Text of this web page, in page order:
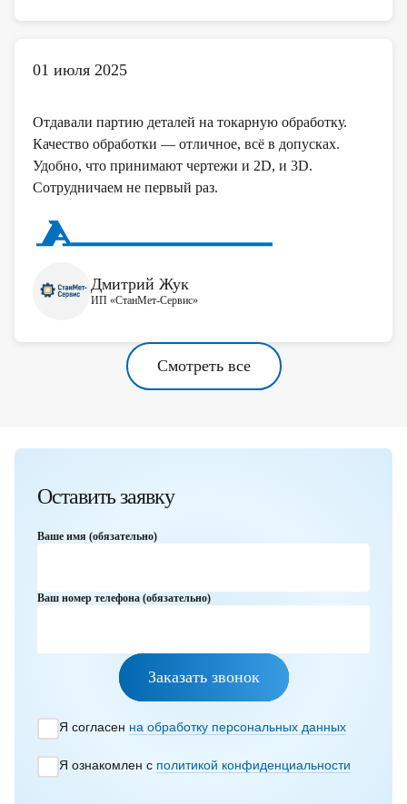
01 июля 2025
Отдавали партию деталей на токарную обработку.
Качество обработки — отличное, всё в допусках.
Удобно, что принимают чертежи и 2D, и 3D.
Сотрудничаем не первый раз.
Дмитрий Жук
ИП «СтанМет-Сервис»
Смотреть все
Оставить заявку
Ваше имя (обязательно)
Ваш номер телефона (обязательно)
Заказать звонок
Я согласен на обработку персональных данных
Я ознакомлен с политикой конфиденциальности